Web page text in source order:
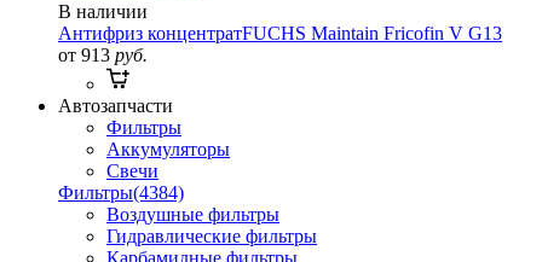
В наличии
Антифриз концентратFUCHS Maintain Fricofin V G13
от 913 руб.
Автозапчасти
Фильтры
Аккумуляторы
Свечи
Фильтры(4384)
Воздушные фильтры
Гидравлические фильтры
Карбамидные фильтры